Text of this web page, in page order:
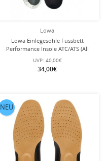
Lowa
Lowa Einlegesohle Fussbett
Performance Insole ATC/ATS (All
Terrain Classic/Sport) - 1 Paar (2
Stück)
UVP: 40,00€
34,00€
NEU